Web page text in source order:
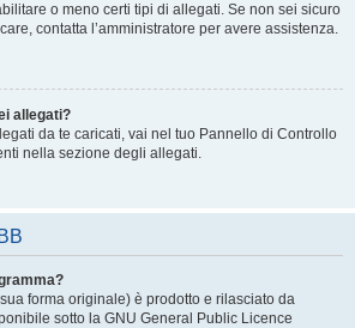
o meno certi tipi di allegati. Se non sei sicuro
contatta l’amministratore per avere assistenza.
allegati?
da te caricati, vai nel tuo Pannello di Controllo
nella sezione degli allegati.
forma originale) è prodotto e rilasciato da
sotto la GNU General Public Licence